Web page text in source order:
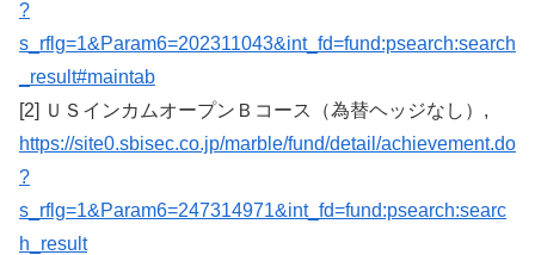
?
s_rflg=1&Param6=202311043&int_fd=fund:psearch:search
_result#maintab
[2] ＵＳインカムオープンＢコース（為替ヘッジなし）,
https://site0.sbisec.co.jp/marble/fund/detail/achievement.do
?
s_rflg=1&Param6=247314971&int_fd=fund:psearch:searc
h_result